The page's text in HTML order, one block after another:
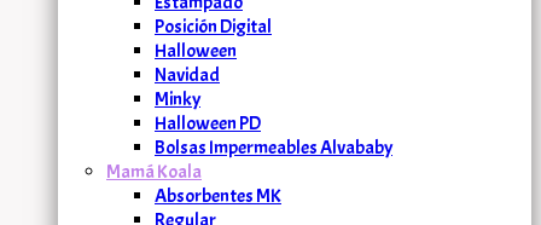
Posición Digital
Halloween
Navidad
Minky
Halloween PD
Bolsas Impermeables Alvababy
Mamá Koala
Absorbentes MK
Regular